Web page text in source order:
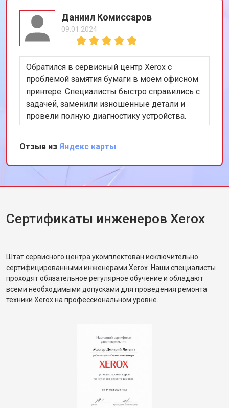
Даниил Комиссаров
09.01.2024
Обратился в сервисный центр Xerox с
проблемой замятия бумаги в моем офисном
принтере. Специалисты быстро справились с
задачей, заменили изношенные детали и
провели полную диагностику устройства.
Работа была выполнена качественно и в
срок. Очень доволен обслуживанием и
профессиональным подходом команды.
Спасибо за вашу помощь и внимание к
деталям!
Отзыв из Яндекс карты
Сертификаты инженеров Xerox
Штат сервисного центра укомплектован исключительно
сертифицированными инженерами Xerox. Наши специалисты
проходят обязательное регулярное обучение и обладают
всеми необходимыми допусками для проведения ремонта
техники Xerox на профессиональном уровне.